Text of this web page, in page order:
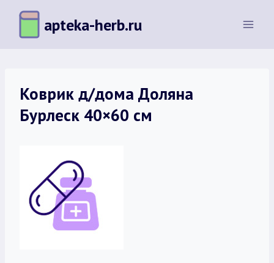
Перейти
содержимому
apteka-herb.ru
Коврик д/дома Доляна
Бурлеск 40×60 см